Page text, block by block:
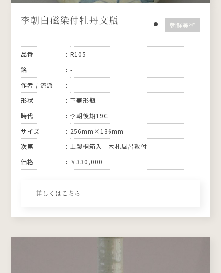
李朝白磁染付牡丹文瓶 朝鮮美術
品番
R105
銘
-
作者 / 流派
-
形状
下蕪形瓶
時代
李朝後期19C
サイズ
256mm×136mm
次第
上製桐箱入 木札風呂敷付
価格
￥330,000
詳しくはこちら